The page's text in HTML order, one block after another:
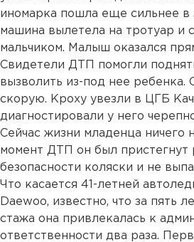
иномарка пошла еще сильнее в
машина вылетела на тротуар и
мальчиком. Малыш оказался
Свидетели ДТП помогли
вызволить из-под нее ребенка.
скорую. Кроху увезли в ЦГБ
диагностировали у него
Сейчас жизни младенца ничего
момент ДТП он был пристегнут
безопасности коляски и не
Что касается 41-летней
Daewoo, известно, что за пять
стажа она привлекалась к
ответственности два раза.